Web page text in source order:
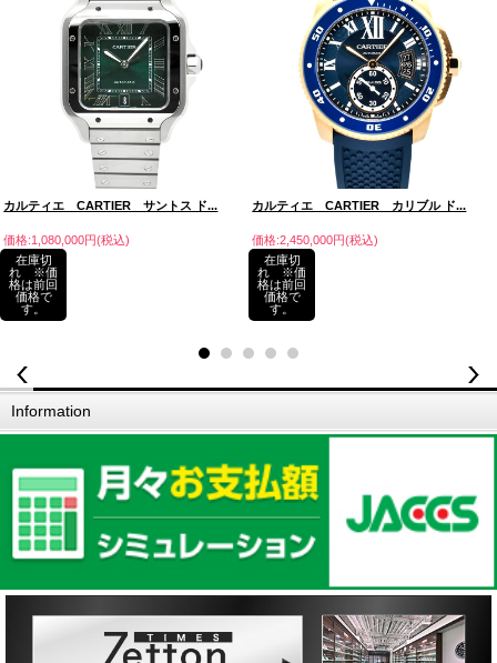
カルティエ CARTIER サントス ド...
価格:1,080,000円(税込)
在庫切
れ ※価
格は前回
価格で
す。
カルティエ CARTIER カリブル ド...
価格:2,450,000円(税込)
在庫切
れ ※価
格は前回
価格で
す。
Information